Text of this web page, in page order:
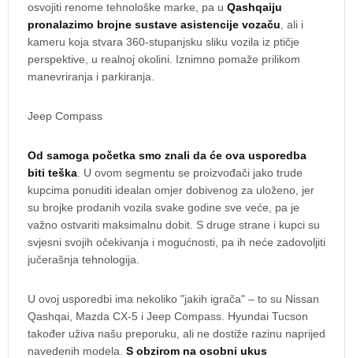
osvojiti renome tehnološke marke, pa u Qashqaiju
pronalazimo brojne sustave asistencije vozaču, ali i
kameru koja stvara 360-stupanjsku sliku vozila iz ptičje
perspektive, u realnoj okolini. Iznimno pomaže prilikom
manevriranja i parkiranja.
Jeep Compass
Od samoga početka smo znali da će ova usporedba
biti teška. U ovom segmentu se proizvođači jako trude
kupcima ponuditi idealan omjer dobivenog za uloženo, jer
su brojke prodanih vozila svake godine sve veće, pa je
važno ostvariti maksimalnu dobit. S druge strane i kupci su
svjesni svojih očekivanja i mogućnosti, pa ih neće zadovoljiti
jučerašnja tehnologija.
U ovoj usporedbi ima nekoliko "jakih igrača" – to su Nissan
Qashqai, Mazda CX-5 i Jeep Compass. Hyundai Tucson
također uživa našu preporuku, ali ne dostiže razinu naprijed
navedenih modela. S obzirom na osobni ukus